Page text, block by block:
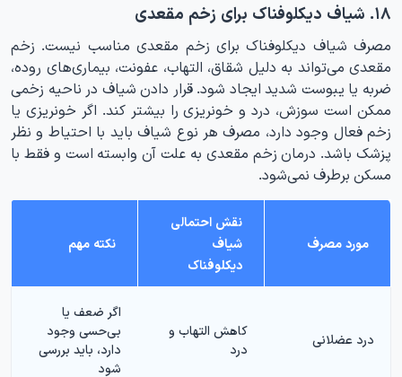
۱۸. شیاف دیکلوفناک برای زخم مقعدی
مصرف شیاف دیکلوفناک برای زخم مقعدی مناسب نیست. زخم
مقعدی می‌تواند به دلیل شقاق، التهاب، عفونت، بیماری‌های روده،
ضربه یا یبوست شدید ایجاد شود. قرار دادن شیاف در ناحیه زخمی
ممکن است سوزش، درد و خونریزی را بیشتر کند. اگر خونریزی یا
زخم فعال وجود دارد، مصرف هر نوع شیاف باید با احتیاط و نظر
پزشک باشد. درمان زخم مقعدی به علت آن وابسته است و فقط با
مسکن برطرف نمی‌شود.
مورد مصرف
نقش احتمالی
شیاف
دیکلوفناک
نکته مهم
درد عضلانی
کاهش التهاب و
درد
اگر ضعف یا
بی‌حسی وجود
دارد، باید بررسی
شود